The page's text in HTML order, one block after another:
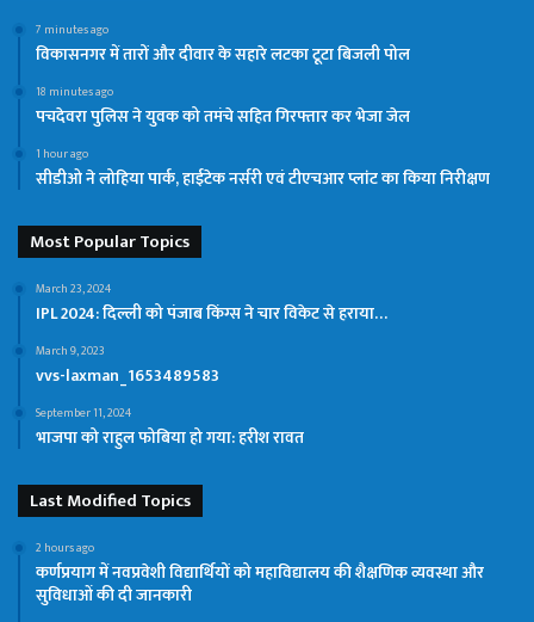
7 minutes ago
विकासनगर में तारों और दीवार के सहारे लटका टूटा बिजली पोल
18 minutes ago
पचदेवरा पुलिस ने युवक को तमंचे सहित गिरफ्तार कर भेजा जेल
1 hour ago
सीडीओ ने लोहिया पार्क, हाईटेक नर्सरी एवं टीएचआर प्लांट का किया निरीक्षण
Most Popular Topics
March 23, 2024
IPL 2024: दिल्ली को पंजाब किंग्स ने चार विकेट से हराया…
March 9, 2023
vvs-laxman_1653489583
September 11, 2024
भाजपा को राहुल फोबिया हो गया: हरीश रावत
Last Modified Topics
2 hours ago
कर्णप्रयाग में नवप्रवेशी विद्यार्थियों को महाविद्यालय की शैक्षणिक व्यवस्था और
सुविधाओं की दी जानकारी